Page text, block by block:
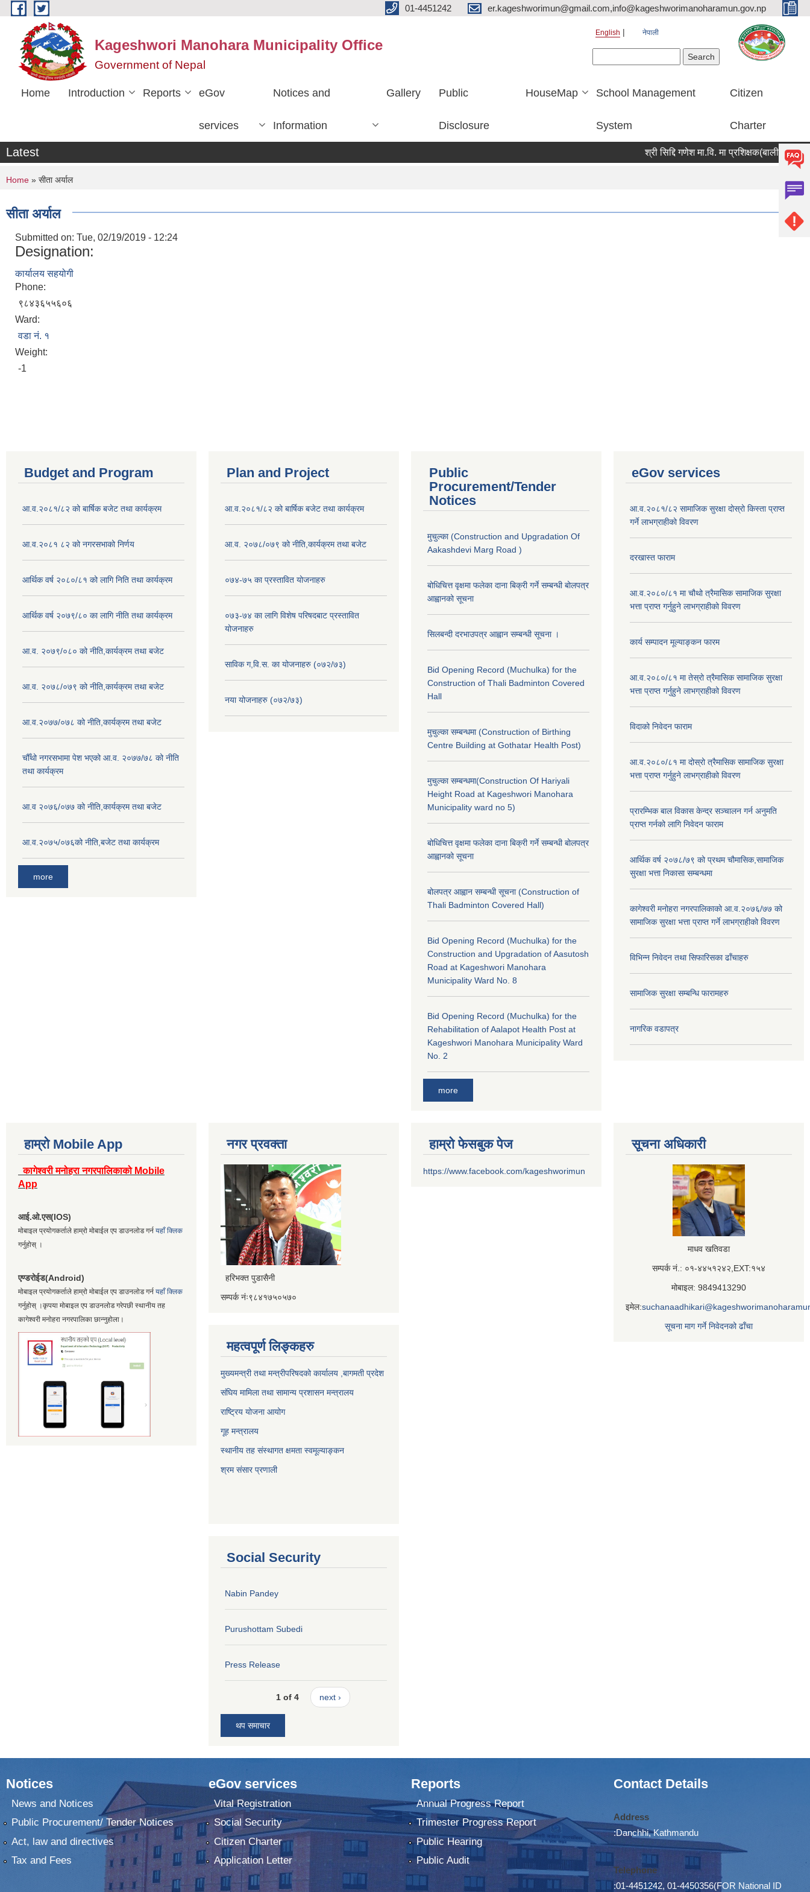
Skip to main content 01-4451242 er.kageshworimun@gmail.com,info@kageshworimanoharamun.gov.np
Kageshwori Manohara Municipality Office
Government of Nepal
English नेपाली
Home Introduction Reports eGov
services
Notices and
Information
Gallery Public
Disclosure
HouseMap School Management
System
Citizen
Charter
Latest श्री सिद्दि गणेश मा.वि. मा प्रशिक्षक(बाली विज्ञान)
You are here
Home » सीता अर्याल
सीता अर्याल
Submitted on: Tue, 02/19/2019 - 12:24
Designation:
कार्यालय सहयोगी
Phone:
९८४३६५५६०६
Ward:
वडा नं. १
Weight:
-1
Budget and Program
आ.व.२०८१/८२ को बार्षिक बजेट तथा कार्यक्रम
आ.व.२०८१ ८२ को नगरसभाको निर्णय
आर्थिक वर्ष २०८०/८१ को लागि निति तथा कार्यक्रम
आर्थिक वर्ष २०७९/८० का लागि नीति तथा कार्यक्रम
आ.व. २०७९/०८० को नीति,कार्यक्रम तथा बजेट
आ.व. २०७८/०७९ को नीति,कार्यक्रम तथा बजेट
आ.व.२०७७/०७८ को नीति,कार्यक्रम तथा बजेट
चौँथो नगरसभामा पेश भएको आ.व. २०७७/७८ को नीति
तथा कार्यक्रम
आ.व २०७६/०७७ को नीति,कार्यक्रम तथा बजेट
आ.व.२०७५/०७६को नीति,बजेट तथा कार्यक्रम
more
Plan and Project
आ.व.२०८१/८२ को बार्षिक बजेट तथा कार्यक्रम
आ.व. २०७८/०७९ को नीति,कार्यक्रम तथा बजेट
०७४-७५ का प्रस्तावित योजनाहरु
०७३-७४ का लागि विशेष परिषदबाट प्रस्तावित
योजनाहरु
साविक ग,वि.स. का योजनाहरु (०७२/७३)
नया योजनाहरु (०७२/७३)
Public
Procurement/Tender
Notices
मुचुल्का (Construction and Upgradation Of
Aakashdevi Marg Road )
बोधिचित्त वृक्षमा फलेका दाना बिक्री गर्ने सम्बन्धी बोलपत्र
आह्वानको सूचना
सिलबन्दी दरभाउपत्र आह्वान सम्बन्धी सूचना ।
Bid Opening Record (Muchulka) for the
Construction of Thali Badminton Covered
Hall
मुचुल्का सम्बन्धमा (Construction of Birthing
Centre Building at Gothatar Health Post)
मुचुल्का सम्बन्धमा(Construction Of Hariyali
Height Road at Kageshwori Manohara
Municipality ward no 5)
बोधिचित्त वृक्षमा फलेका दाना बिक्री गर्ने सम्बन्धी बोलपत्र
आह्वानको सूचना
बोलपत्र आह्वान सम्बन्धी सूचना (Construction of
Thali Badminton Covered Hall)
Bid Opening Record (Muchulka) for the
Construction and Upgradation of Aasutosh
Road at Kageshwori Manohara
Municipality Ward No. 8
Bid Opening Record (Muchulka) for the
Rehabilitation of Aalapot Health Post at
Kageshwori Manohara Municipality Ward
No. 2
more
eGov services
आ.व.२०८१/८२ सामाजिक सुरक्षा दोस्रो किस्ता प्राप्त
गर्ने लाभग्राहीको विवरण
दरखास्त फाराम
आ.व.२०८०/८१ मा चौथो त्रैमासिक सामाजिक सुरक्षा
भत्ता प्राप्त गर्नुहुने लाभग्राहीको विवरण
कार्य सम्पादन मूल्याङ्कन फारम
आ.व.२०८०/८१ मा तेस्रो त्रैमासिक सामाजिक सुरक्षा
भत्ता प्राप्त गर्नुहुने लाभग्राहीको विवरण
विदाको निवेदन फाराम
आ.व.२०८०/८१ मा दोस्रो त्रैमासिक सामाजिक सुरक्षा
भत्ता प्राप्त गर्नुहुने लाभग्राहीको विवरण
प्रारम्भिक बाल विकास केन्द्र सञ्चालन गर्न अनुमति
प्राप्त गर्नको लागि निवेदन फाराम
आर्थिक वर्ष २०७८/७९ को प्रथम चौमासिक,सामाजिक
सुरक्षा भत्ता निकासा सम्बन्धमा
कागेश्वरी मनोहरा नगरपालिकाको आ.व.२०७६/७७ को
सामाजिक सुरक्षा भत्ता प्राप्त गर्ने लाभग्राहीको विवरण
विभिन्न निवेदन तथा सिफारिसका ढाँचाहरु
सामाजिक सुरक्षा सम्बन्धि फारामहरु
नागरिक वडापत्र
हाम्रो Mobile App
कागेश्वरी मनोहरा नगरपालिकाको Mobile
App
आई.ओ.एस(IOS)
मोबाइल प्रयोगकर्ताले हाम्रो मोबाईल एप डाउनलोड गर्न यहाँ क्लिक
गर्नुहोस् ।
एण्डरोईड(Android)
मोबाइल प्रयोगकर्ताले हाम्रो मोबाईल एप डाउनलोड गर्न यहाँ क्लिक
गर्नुहोस् ।कृपया मोबाइल एप डाउनलोड गरेपछी स्थानीय तह
कागेश्वरी मनोहरा नगरपालिका छान्नुहोला।
नगर प्रवक्ता
हरिभक्त पुडासैनी
सम्पर्क नंः९८४१७५०५७०
महत्वपूर्ण लिङ्कहरु
मुख्यमन्त्री तथा मन्त्रीपरिषदको कार्यालय ,बागमती प्रदेश
संघिय मामिला तथा सामान्य प्रशासन मन्त्रालय
राष्ट्रिय योजना आयोग
गूह मन्त्रालय
स्थानीय तह संस्थागत क्षमता स्वमूल्याङ्कन
श्रम संसार प्रणाली
Social Security
Nabin Pandey
Purushottam Subedi
Press Release
1 of 4 next ›
थप समाचार
हाम्रो फेसबुक पेज
https://www.facebook.com/kageshworimun
सूचना अधिकारी
माधव खतिवडा
सम्पर्क नं.: ०१-४४५१२४२,EXT:१५४
मोबाइल: 9849413290
इमेल:
सूचना माग गर्ने निवेदनको ढाँचा
Notices
News and Notices
Public Procurement/ Tender Notices
Act, law and directives
Tax and Fees
eGov services
Vital Registration
Social Security
Citizen Charter
Application Letter
Reports
Annual Progress Report
Trimester Progress Report
Public Hearing
Public Audit
Contact Details
Address
:Danchhi, Kathmandu
Telephone
:01-4451242, 01-4450356(FOR National ID